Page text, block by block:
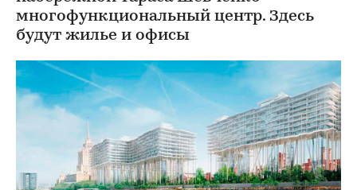
многофункциональный центр. Здесь
будут жилье и офисы